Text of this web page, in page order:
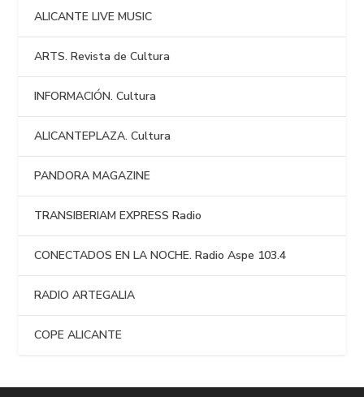
ALICANTE LIVE MUSIC
ARTS. Revista de Cultura
INFORMACIÓN. Cultura
ALICANTEPLAZA. Cultura
PANDORA MAGAZINE
TRANSIBERIAM EXPRESS Radio
CONECTADOS EN LA NOCHE. Radio Aspe 103.4
RADIO ARTEGALIA
COPE ALICANTE